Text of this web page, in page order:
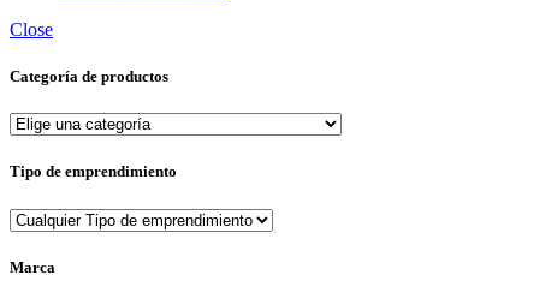
Close
Categoría de productos
Tipo de emprendimiento
Marca